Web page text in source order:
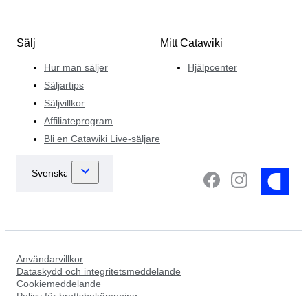
Sälj
Hur man säljer
Säljartips
Säljvillkor
Affiliateprogram
Bli en Catawiki Live-säljare
Mitt Catawiki
Hjälpcenter
Användarvillkor
Dataskydd och integritetsmeddelande
Cookiemeddelande